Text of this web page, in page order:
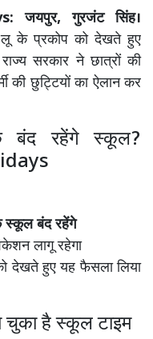
जयपुर, गुरजंट सिंह।
लू के प्रकोप को देखते हुए
सरकार ने छात्रों की
की छुट्टियों का ऐलान कर
रहेंगे स्कूल?
बंद रहेंगे
लागू रहेगा
देखते हुए यह फैसला लिया
चुका है स्कूल टाइम